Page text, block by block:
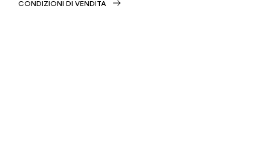
CONDIZIONI DI VENDITA